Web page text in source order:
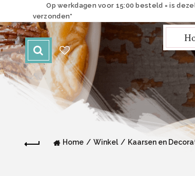
Op werkdagen voor 15:00 besteld = is
verzonden*
Home Winkel Kaarsen en